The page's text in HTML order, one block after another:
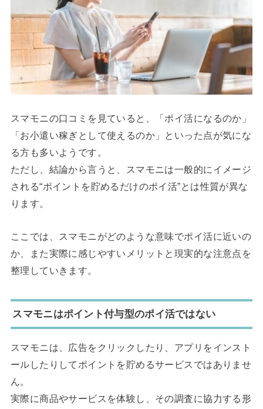
スマモニの口コミを見ていると、「ポイ活になるのか」
「お小遣い稼ぎとして使えるのか」といった点が気にな
る方も多いようです。
ただし、結論から言うと、スマモニは一般的にイメージ
される“ポイントを貯めるだけのポイ活”とは性質が異な
ります。
ここでは、スマモニがどのような意味でポイ活に近いの
か、また実際に感じやすいメリットと現実的な注意点を
整理していきます。
スマモニはポイント付与型のポイ活ではない
スマモニは、広告をクリックしたり、アプリをインスト
ールしたりしてポイントを貯めるサービスではありませ
ん。
実際に商品やサービスを体験し、その調査に協力する形